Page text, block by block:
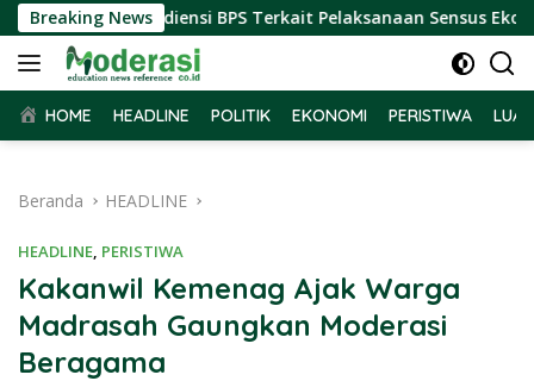
Langsung
ke
konten
Breaking News
Terima Audiensi BPS Terkait Pelaksanaan Sensus Ekonomi
HOME HEADLINE POLITIK EKONOMI PERISTIWA
Beranda HEADLINE
HEADLINE, PERISTIWA
Kakanwil Kemenag Ajak Warga
Madrasah Gaungkan Moderasi
Beragama